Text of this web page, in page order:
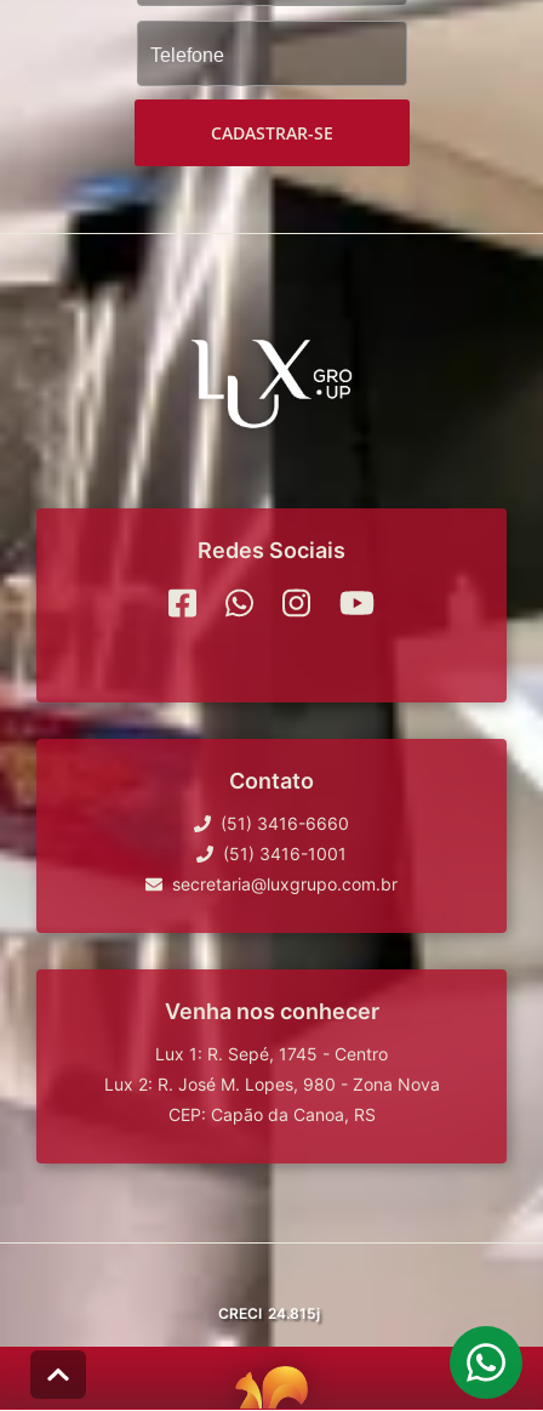
CADASTRAR-SE
Redes Sociais
Contato
(51) 3416-6660
(51) 3416-1001
secretaria@luxgrupo.com.br
Venha nos conhecer
Lux 1: R. Sepé, 1745 - Centro
Lux 2: R. José M. Lopes, 980 - Zona Nova
CEP: Capão da Canoa, RS
CRECI 24.815j